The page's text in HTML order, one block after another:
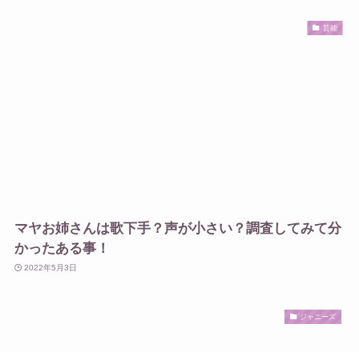
芸能
マヤお姉さんは歌下手？声が小さい？調査してみて分
かったある事！
2022年5月3日
ジャニーズ